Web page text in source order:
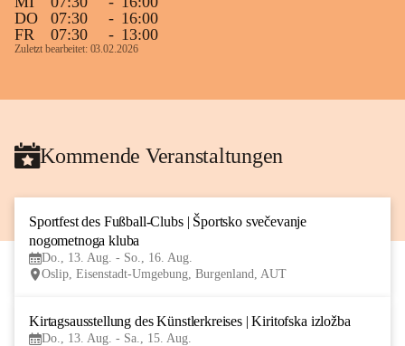
DO
07:30 - 16:00
FR
07:30 - 13:00
Zuletzt bearbeitet: 03.02.2026
Kommende Veranstaltungen
Sportfest des Fußball-Clubs | Športsko svečevanje
nogometnoga kluba
Do., 13. Aug. - So., 16. Aug.
Oslip, Eisenstadt-Umgebung, Burgenland, AUT
Kirtagsausstellung des Künstlerkreises | Kiritofska izložba
Do., 13. Aug. - Sa., 15. Aug.